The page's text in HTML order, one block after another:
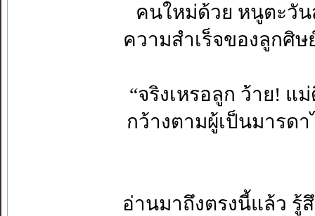
คนใหม่ด้วย หนูตะวั
ความสำเร็จของลูกศิ
“จริงเหรอลูก ว้าย! แ
กว้างตามผู้เป็นมารด
อ่านมาถึงตรงนี้แล้ว รู้